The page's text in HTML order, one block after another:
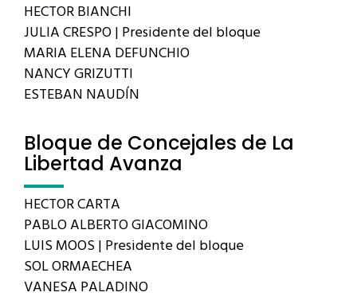
HECTOR BIANCHI
JULIA CRESPO | Presidente del bloque
MARIA ELENA DEFUNCHIO
NANCY GRIZUTTI
ESTEBAN NAUDÍN
Bloque de Concejales de La
Libertad Avanza
HECTOR CARTA
PABLO ALBERTO GIACOMINO
LUIS MOOS | Presidente del bloque
SOL ORMAECHEA
VANESA PALADINO